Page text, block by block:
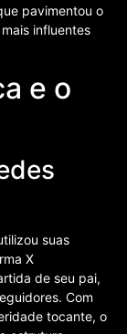
pavimentou o
influentes
e o
suas
X
de seu pai,
Com
tocante, o